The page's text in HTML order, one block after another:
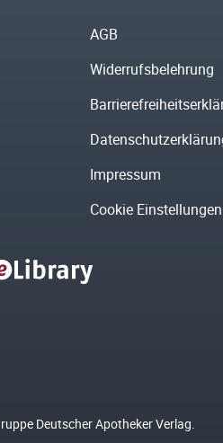
AGB
Widerrufsbelehrung
Impressum
Cookie Einstellungen
Deutscher Apotheker Verlag.